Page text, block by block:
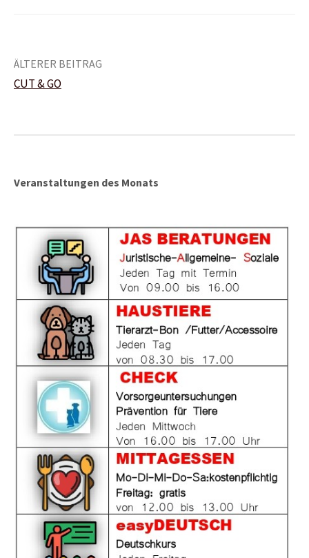
Beitrags-
ÄLTERER BEITRAG
CUT & GO
Veranstaltungen des Monats